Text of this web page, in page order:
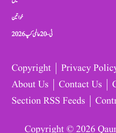
خواتین
ٹی-20 عالمی کپ 2026
Copyright Privacy
About Us
Contact Us
Section RSS Feeds
Copyright © 2026